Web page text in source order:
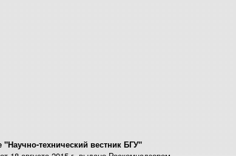
"Научно-технический вестник БГУ"